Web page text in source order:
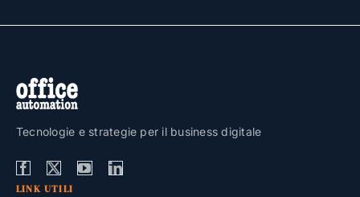
Tecnologie e strategie per il business digitale
LINK UTILI